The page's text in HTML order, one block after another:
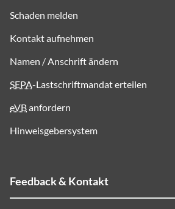
Schaden melden
Kontakt aufnehmen
Namen / Anschrift ändern
SEPA-Lastschriftmandat erteilen
eVBanfordern
Hinweisgebersystem
Feedback & Kontakt